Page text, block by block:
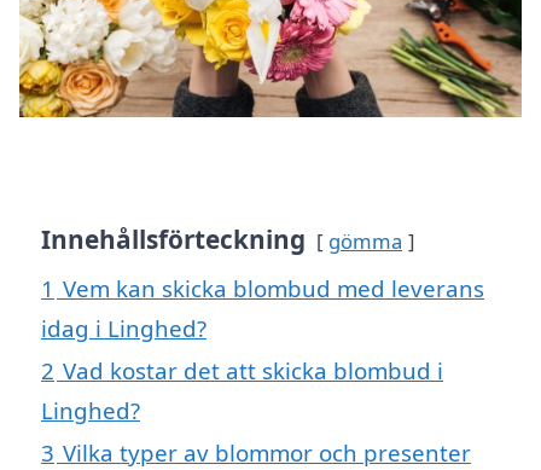
Innehållsförteckning gömma
1 Vem kan skicka blombud med leverans
idag i Linghed?
2 Vad kostar det att skicka blombud i
Linghed?
3 Vilka typer av blommor och presenter